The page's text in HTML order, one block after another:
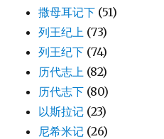
撒母耳记下 (51)
列王纪上 (73)
列王纪下 (74)
历代志上 (82)
历代志下 (80)
以斯拉记 (23)
尼希米记 (26)